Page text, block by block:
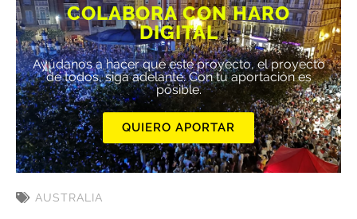
COLABORA CON HARO
DIGITAL
Ayúdanos a hacer que este proyecto, el proyecto
de todos, siga adelante. Con tu aportación es
posible.
QUIERO APORTAR
AUSTRALIA